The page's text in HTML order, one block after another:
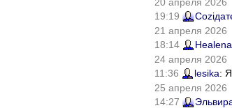
19:19
21 апреля 2026
18:14
Healena
24 апреля 2026
11:36
lesika:
25 апреля 2026
14:27